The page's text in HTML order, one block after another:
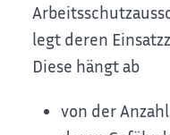
legt deren
Diese hängt ab
von der